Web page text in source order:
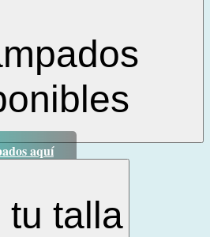
aquí
tu talla